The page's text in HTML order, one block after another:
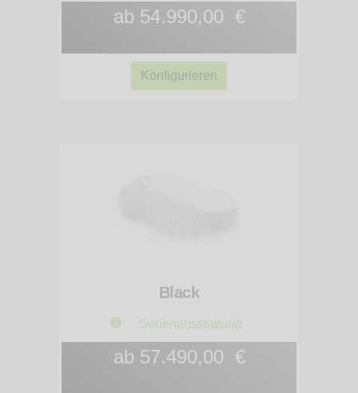
ab 54.990,00 €
Konfigurieren
Black
Serienausstattung
ab 57.490,00 €